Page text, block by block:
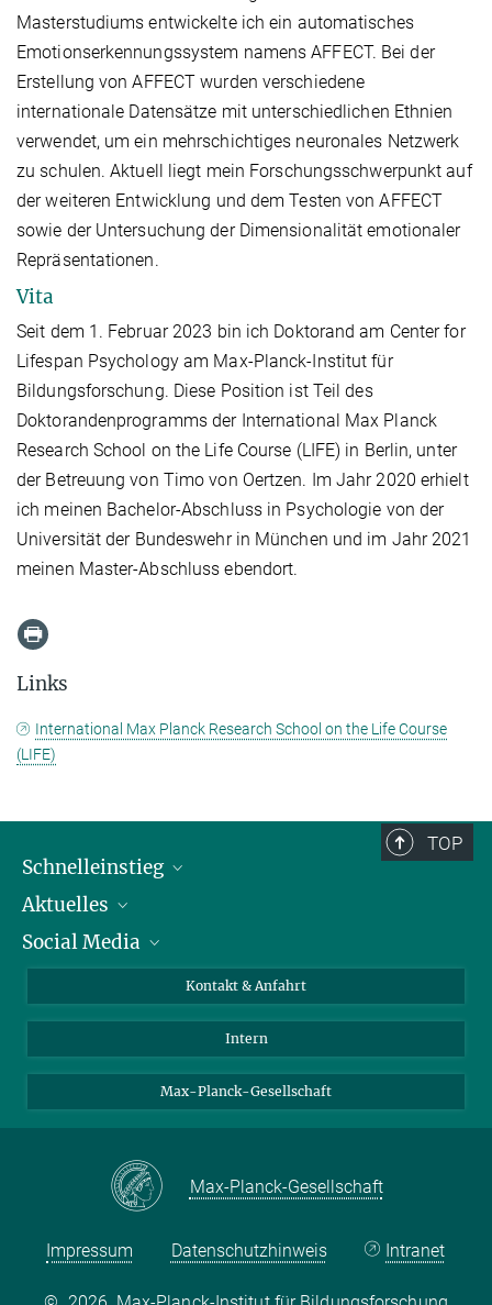
Masterstudiums entwickelte ich ein automatisches
Emotionserkennungssystem namens AFFECT. Bei der
Erstellung von AFFECT wurden verschiedene
internationale Datensätze mit unterschiedlichen Ethnien
verwendet, um ein mehrschichtiges neuronales Netzwerk
zu schulen. Aktuell liegt mein Forschungsschwerpunkt auf
der weiteren Entwicklung und dem Testen von AFFECT
sowie der Untersuchung der Dimensionalität emotionaler
Repräsentationen.
Vita
Seit dem 1. Februar 2023 bin ich Doktorand am Center for
Lifespan Psychology am Max-Planck-Institut für
Bildungsforschung. Diese Position ist Teil des
Doktorandenprogramms der International Max Planck
Research School on the Life Course (LIFE) in Berlin, unter
der Betreuung von Timo von Oertzen. Im Jahr 2020 erhielt
ich meinen Bachelor-Abschluss in Psychologie von der
Universität der Bundeswehr in München und im Jahr 2021
meinen Master-Abschluss ebendort.
Links
International Max Planck Research School on the Life Course
(LIFE)
TOP
Schnelleinstieg
Personen
Pressebereich
Aktuelles
Stellenangebote
Social Media
LinkedIn
Kontakt & Anfahrt
Intern
Max-Planck-Gesellschaft
Max-Planck-Gesellschaft
Impressum Datenschutzhinweis Intranet